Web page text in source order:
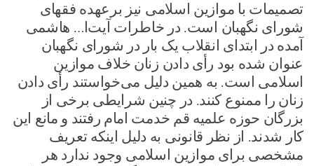
تصمیمات با موازین اسلامی نیز برعهده فقهای
شورای نگهبان است. در خاطرات آیت‌ا… هاشمی
آمده در ابتدای انقلاب یک بار در شورای نگهبان
عنوان شده بود رأی دادن زنان خلاف موازین
اسلامی است. به همین دلیل می‌خواستند رأی دادن
زنان را ممنوع کنند. در چنین شرایطی برخی از
بزرگان حوزه علمیه قم خدمت امام رفتند و مانع این
کار شدند. از نظر قانونی به دلیل اینکه تعریف
مشخصی برای موازین اسلامی وجود ندارد هر